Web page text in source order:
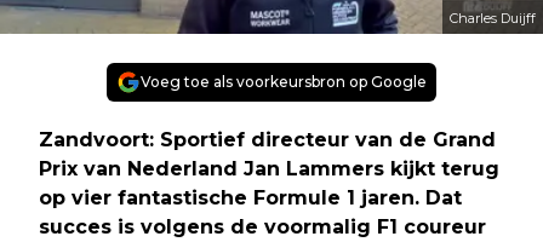
Charles Duijff
Voeg toe als voorkeursbron op Google
Zandvoort: Sportief directeur van de Grand
Prix van Nederland Jan Lammers kijkt terug
op vier fantastische Formule 1 jaren. Dat
succes is volgens de voormalig F1 coureur